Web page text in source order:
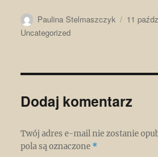
Autor
Paulina Stelmaszczyk
Data
11
Uncategorized
Dodaj komentarz
Twój adres e-mail nie zostanie
pola są oznaczone *